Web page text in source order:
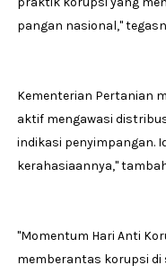
pangan nasional,"
Kementerian Pertanian
aktif mengawasi
indikasi penyimpangan.
kerahasiaannya,"
"Momentum Hari Anti
memberantas korupsi di